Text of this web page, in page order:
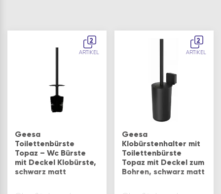
2
ARTIKEL
Geesa
Toilettenbürste
Topaz – Wc Bürste
mit Deckel Klobürste,
schwarz matt
2
ARTIKEL
Geesa
Klobürstenhalter mit
Toilettenbürste
Topaz mit Deckel zum
Bohren, schwarz matt